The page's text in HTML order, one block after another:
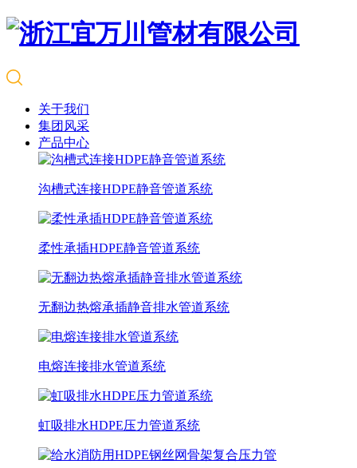
关于我们
集团风采
产品中心
沟槽式连接HDPE静音管道系统
柔性承插HDPE静音管道系统
无翻边热熔承插静音排水管道系统
电熔连接排水管道系统
虹吸排水HDPE压力管道系统